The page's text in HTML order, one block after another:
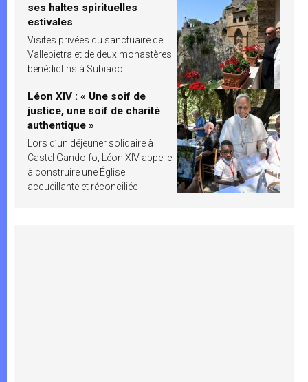
ses haltes spirituelles
estivales
Visites privées du sanctuaire de
Vallepietra et de deux monastères
bénédictins à Subiaco
Léon XIV : « Une soif de
justice, une soif de charité
authentique »
Lors d’un déjeuner solidaire à
Castel Gandolfo, Léon XIV appelle
à construire une Église
accueillante et réconciliée